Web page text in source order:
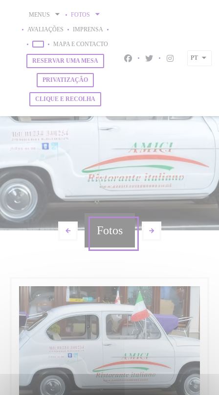
MENUS FOTOS
AVALIAÇÕES IMPRENSA
((ABRE NUMA NOVA JANELA))
MAPA E CONTACTO
RESERVAR UMA MESA
PRIVATIZAÇÃO
CLIQUE E RECOLHA
Facebook ((abre numa nova
Twitter ((abre numa
Instagram
PT
Fotos